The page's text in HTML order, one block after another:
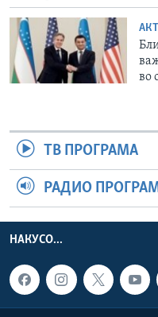
во
ТВ ПРОГРАМА
РАДИО
НАКУСО...